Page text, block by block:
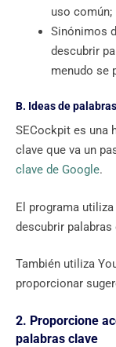
uso común;
Sinónimos
descubrir
menudo se
B. Ideas de
SECockpit es una
clave que va un
clave de Google.
El programa
descubrir
También utiliza
proporcionar
2. Proporcione
palabras clave